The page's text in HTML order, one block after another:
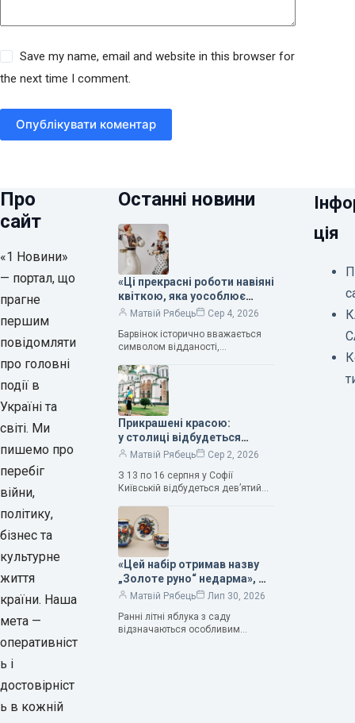
Save my name, email and website in this browser for
the next time I comment.
Опублікувати коментар
Про
сайт
«1 Новини»
— портал, що
прагне
першим
повідомляти
про головні
події в
Україні та
світі. Ми
пишемо про
перебіг
війни,
політику,
бізнес та
культурне
життя
країни. Наша
мета —
оперативніст
ь і
достовірніст
ь в кожній
Останні новини
«Ці прекрасні роботи навіяні
квіткою, яка уособлює
нескінченне кохання», —
Людмила Карпінська-
Романюк
Матвій Рябець
Сер 4, 2026
Барвінок історично вважається
символом відданості,
та тривалого подружнього союзу.
Саме тому ця рослина надихала і
продовжує надихати митців на
Прикрашені красою:
у столиці відбудеться
дев’ятий фестиваль
Матвій Рябець
Сер 2, 2026
З 13 по 16 серпня у Софії
Київській відбудеться дев’ятий
мистецтв Bouquet Kyiv Stage. Ця
подія традиційно…
«Цей набір отримав назву
„Золоте руно“ недарма», —
колекціонерка Людмила
Матвій Рябець
Лип 30, 2026
Ранні літні яблука з саду
відзначаються особливим
ція